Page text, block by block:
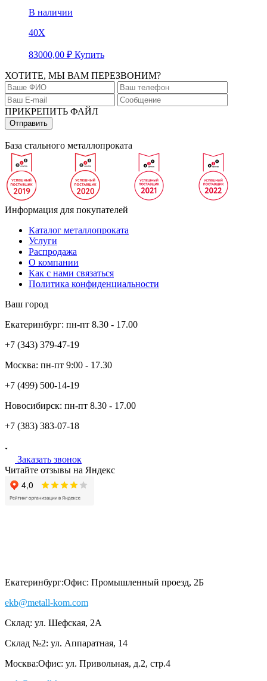
В наличии
40Х
83000,00 ₽ Купить
ХОТИТЕ, МЫ ВАМ ПЕРЕЗВОНИМ?
ПРИКРЕПИТЬ ФАЙЛ
База стального металлопроката
Информация для покупателей
Каталог металлопроката
Услуги
Распродажа
О компании
Как с нами связаться
Политика конфиденциальности
Ваш город
Екатеринбург: пн-пт 8.30 - 17.00
+7 (343) 379-47-19
Москва: пн-пт 9:00 - 17.30
+7 (499) 500-14-19
Новосибирск: пн-пт 8.30 - 17.00
+7 (383) 383-07-18
Заказать звонок
Читайте отзывы на Яндекс
Екатеринбург:Офис: Промышленный проезд, 2Б
ekb@metall-kom.com
Склад: ул. Шефская, 2А
Склад №2: ул. Аппаратная, 14
Москва:Офис: ул. Привольная, д.2, стр.4